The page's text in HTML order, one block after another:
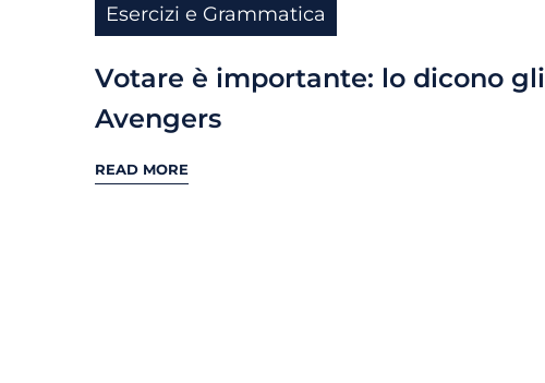
Esercizi e Grammatica
Votare è importante: lo dicono gli
Avengers
READ MORE